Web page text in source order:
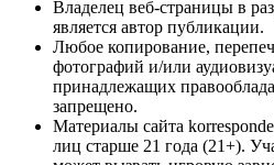
Владелец веб-страницы в
является автор публикации.
Любое копирование,
фотографий и/или
принадлежащих
запрещено.
Материалы сайта
лиц старше 21 года (21+).